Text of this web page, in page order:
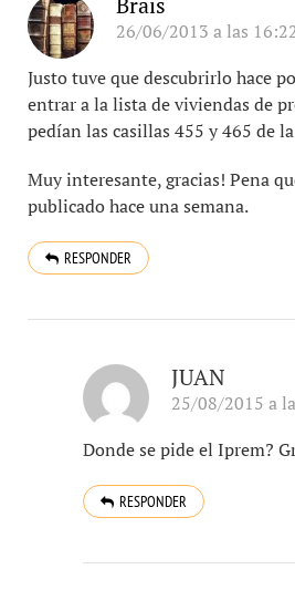
26/06/2013 a las
Justo tuve que descubrirlo hace
entrar a la lista de viviendas de
pedían las casillas 455 y 465 de
Muy interesante, gracias! Pena
publicado hace una semana.
RESPONDER
JUAN
25/08/2015 a
Donde se pide el Iprem?
RESPONDER